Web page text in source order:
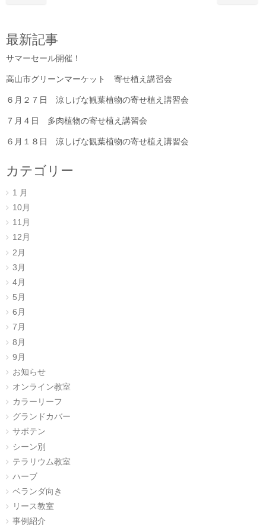
最新記事
サマーセール開催！
高山市グリーンマーケット 寄せ植え講習会
６月２７日 涼しげな観葉植物の寄せ植え講習会
７月４日 多肉植物の寄せ植え講習会
６月１８日 涼しげな観葉植物の寄せ植え講習会
カテゴリー
1 月
10月
11月
12月
2月
3月
4月
5月
6月
7月
8月
9月
お知らせ
オンライン教室
カラーリーフ
グランドカバー
サボテン
シーン別
テラリウム教室
ハーブ
ベランダ向き
リース教室
事例紹介